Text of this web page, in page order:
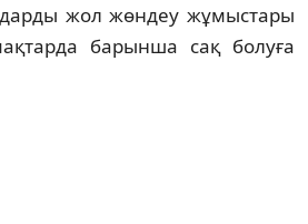
жол жөндеу жұмыстары
барынша сақ болуға